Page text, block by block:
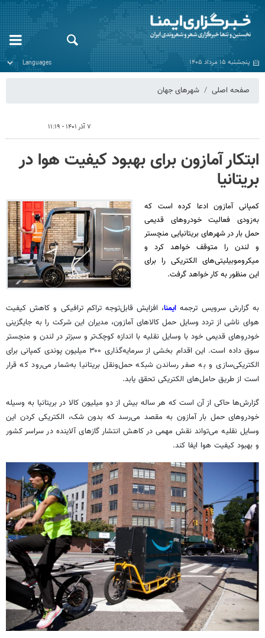
پنجشنبه ۱۵ مرداد ۱۴۰۵
صفحه اصلی شهرهای جهان
۷ آذر ۱۴۰۱ - ۱۱:۱۹
ابتکار آمازون برای بهبود کیفیت هوا در
بریتانیا
کمپانی آمازون ادعا کرده است که
به‌زودی فعالیت خودروهای قدیمی
حمل بار در شهرهای بریتانیایی منچستر
و لندن را متوقف خواهد کرد و
میکروموبیلیتی‌های الکتریکی را برای
این منظور به کار خواهد گرفت.
به گزارش سرویس ترجمهایمنا، افزایش قابل‌توجه تراکم ترافیکی و کاهش کیفیت
هوای ناشی از تردد وسایل حمل کالاهای آمازون، مدیران این شرکت را به جایگزینی
خودروهای قدیمی خود با وسایل نقلیه با اندازه کوچک‌تر و سبزتر در لندن و منچستر
سوق داده است. این اقدام بخشی از سرمایه‌گذاری ۳۰۰ میلیون پوندی کمپانی برای
الکتریکی‌سازی و به صفر رساندن شبکه حمل‌ونقل بریتانیا به‌شمار می‌رود که قرار
است از طریق حامل‌های الکتریکی تحقق یابد.
گزارش‌ها حاکی از آن است که هر ساله بیش از دو میلیون کالا در بریتانیا به وسیله
خودروهای حمل بار آمازون به مقصد می‌رسد که بدون شک، الکتریکی کردن این
وسایل نقلیه می‌تواند نقش مهمی در کاهش انتشار گازهای آلاینده در سراسر کشور
و بهبود کیفیت هوا ایفا کند.